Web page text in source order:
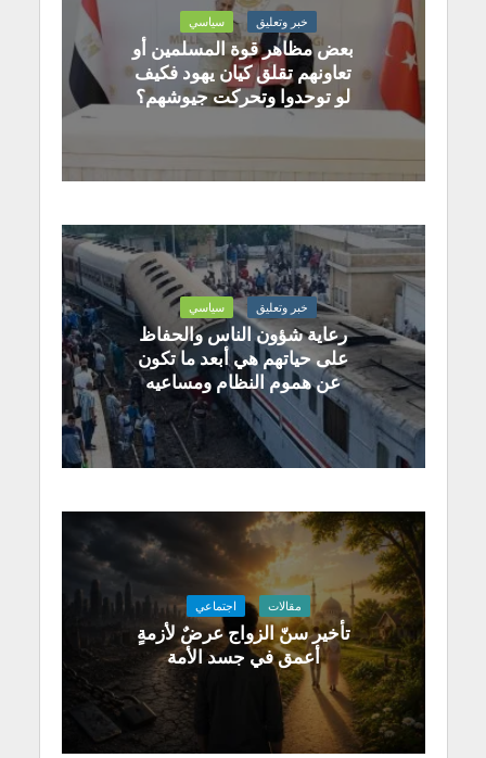
خبر وتعليق سياسي
بعض مظاهر قوة المسلمين أو
تعاونهم تقلق كيان يهود فكيف
لو توحدوا وتحركت جيوشهم؟
خبر وتعليق سياسي
رعاية شؤون الناس والحفاظ
على حياتهم هي أبعد ما تكون
عن هموم النظام ومساعيه
مقالات اجتماعي
تأخير سنّ الزواج عرضٌ لأزمةٍ
أعمق في جسد الأمة